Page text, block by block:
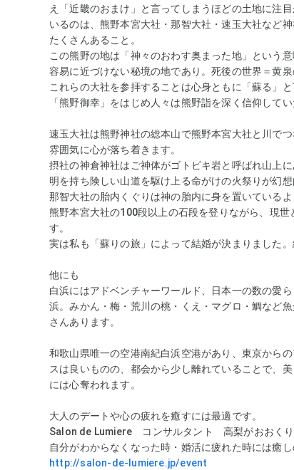
え「近畿のおまけ」と言ってしまうほどの土地に注
いるのは、熊野本宮大社・那智大社・速玉大社など
たくさんあること。
この熊野の地は「神々のおわす奥まった地」という
容易に近づけない秘境の地であり。死後の世界＝黄
これらの大社を参拝することは心身ともに「蘇る」
「熊野御幸」をはじめ人々は熊野詣を深く信仰してい
速玉大社は熊野神社の総本山で熊野本宮大社と川で
雰囲気に心が落ち着きます。
摂社の神倉神社はご神体がゴトビキ岩と呼ばれ山上
明を持ち険しい山道を駆け上る命がけの火祭りが幻想
那智大社の胎内くぐりは神の胎内に身を置いている
熊野本宮大社の100段以上の石段を登りながら、現
す。
実は私も「蘇りの旅」によって結婚が決まりました
他にも
白浜にはアドベンチャーワールド、日本一の数の愛
浜。みかん・梅・荒川の桃・くえ・マグロ・鯛など
さんあります。
和歌山県唯一の空港南紀白浜空港があり、東京から
スは良いものの、都会から少し離れていることで、
には心奪われます。
大人のデートや心の疲れを癒すには最適です。
Salon de Lumiere コンサルタント 高梨がおおくり
自分がわからなくなった時・婚活に疲れた時には癒
http://salon-de-lumiere.jp/event